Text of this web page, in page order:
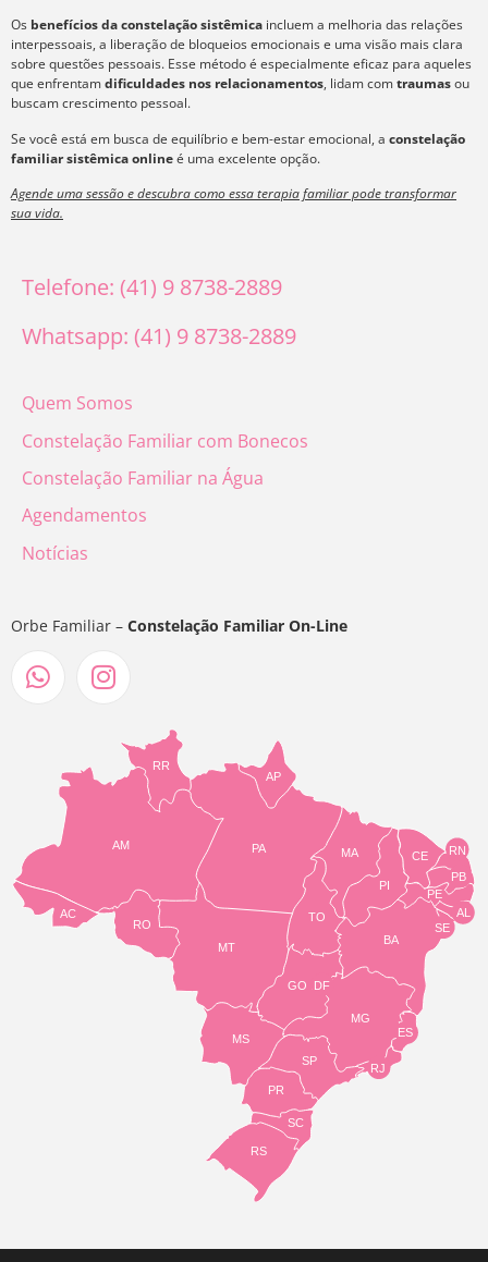
Os benefícios da constelação sistêmica incluem a melhoria das relações
interpessoais, a liberação de bloqueios emocionais e uma visão mais clara
sobre questões pessoais. Esse método é especialmente eficaz para aqueles
que enfrentamdificuldades nos relacionamentos, lidam comtraumasou
buscam crescimento pessoal.
Se você está em busca de equilíbrio e bem-estar emocional, a constelação
familiar sistêmica onlineé uma excelente opção.
Agende uma sessão e descubra como essa terapia familiar pode transformar
sua vida.
Telefone: (41) 9 8738-2889
Whatsapp: (41) 9 8738-2889
Quem Somos
Constelação Familiar com Bonecos
Constelação Familiar na Água
Agendamentos
Notícias
Orbe Familiar – Constelação Familiar On-Line
TO
BA
SE
PE
AL
RN
CE
PI
MA
AP
PA
RR
AM
AC
RO
MT
MS
GO
PR
SC
RS
SP
MG
RJ
ES
DF
PB